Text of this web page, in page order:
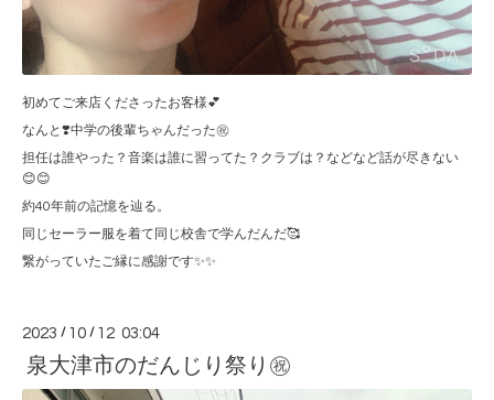
初めてご来店くださったお客様💕
なんと❣️中学の後輩ちゃんだった㊗️
担任は誰やった？音楽は誰に習ってた？クラブは？などなど話が尽きない
😊😊
約40年前の記憶を辿る。
同じセーラー服を着て同じ校舎で学んだんだ🥰
繋がっていたご縁に感謝です✨✨
2023 / 10 / 12 03:04
泉大津市のだんじり祭り㊗️